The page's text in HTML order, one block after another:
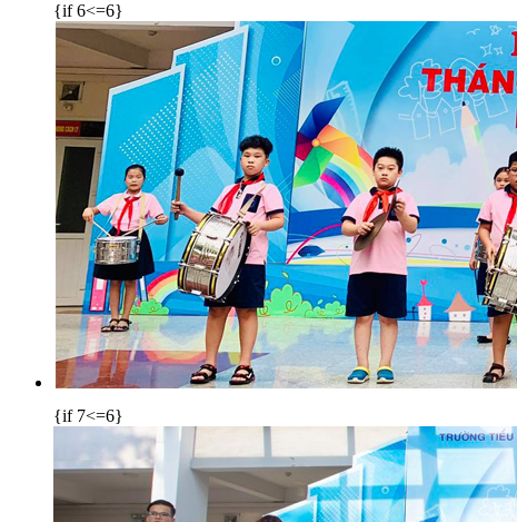
{if 6<=6}
{if 7<=6}